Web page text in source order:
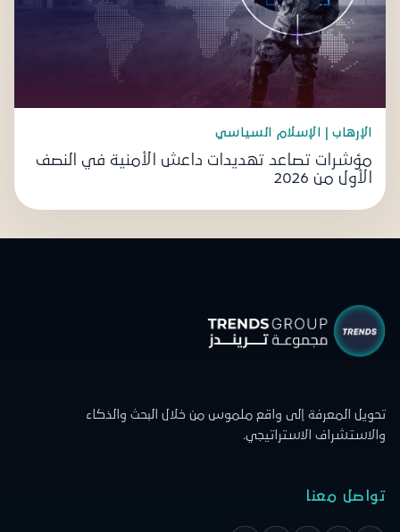
الإرهاب | الإسلام السياسي
مؤشرات تصاعد تهديدات داعش الأمنية في النصف
الأول من 2026
تحويل المعرفة إلى واقع ملموس من خلال البحث والذكاء
والاستشراف الاستراتيجي.
تواصل معنا